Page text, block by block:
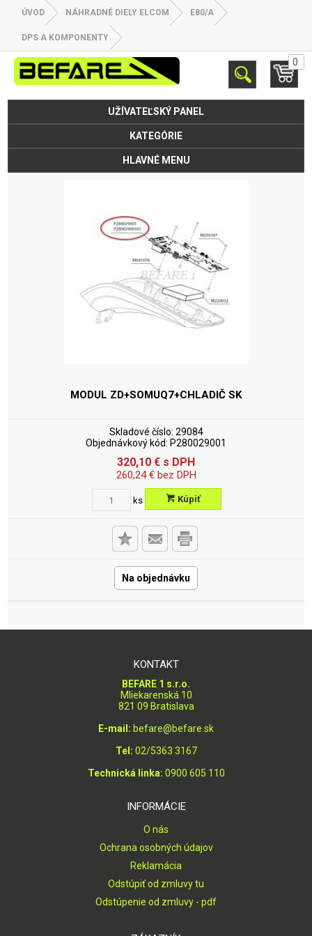
ÚVOD NÁHRADNÉ DIELY ELCOM E80/A
DPS A KOMPONENTY
0
UŽÍVATEĽSKÝ PANEL
KATEGÓRIE
HLAVNÉ MENU
MODUL ZD+SOMUQ7+CHLADIČ SK
Skladové číslo: 29084
Objednávkový kód: P280029001
320,10 € s DPH
260,24 €bez DPH
ks Kúpiť
Na objednávku
KONTAKT
BEFARE 1 s.r.o.
Mliekarenská 10
821 09 Bratislava
E-mail: befare@befare.sk
Tel: 02/5363 3167
Technická linka: 0900 605 110
INFORMÁCIE
O nás
Ochrana osobných údajov
Reklamácia
Odstúpiť od zmluvy tu
Odstúpenie od zmluvy - pdf